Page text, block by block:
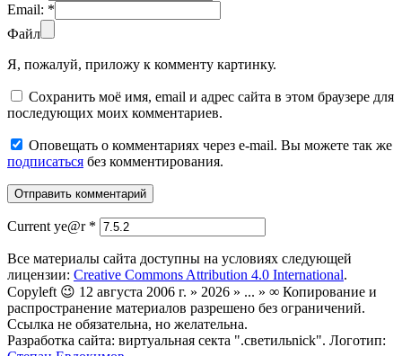
Email: *
Файл
Я, пожалуй, приложу к комменту картинку.
Сохранить моё имя, email и адрес сайта в этом браузере для
последующих моих комментариев.
Оповещать о комментариях через e-mail. Вы можете так же
подписаться без комментирования.
Current ye@r *
Все материалы сайта доступны на условиях следующей
лицензии: Creative Commons Attribution 4.0 International.
Copyleft 😉 12 августа 2006 г. » 2026 » ... » ∞ Копирование и
распространение материалов разрешено без ограничений.
Ссылка не обязательна, но желательна.
Разработка сайта: виртуальная секта ".светильnick". Логотип: